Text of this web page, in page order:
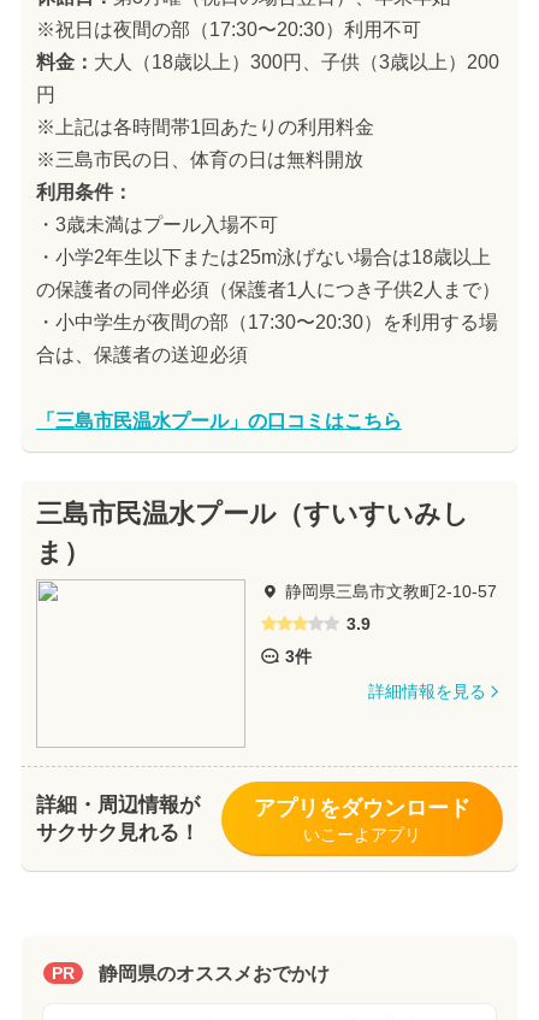
※祝日は夜間の部（17:30〜20:30）利用不可
料金： 大人（18歳以上）300円、子供（3歳以上）200
円
※上記は各時間帯1回あたりの利用料金
※三島市民の日、体育の日は無料開放
利用条件：
・3歳未満はプール入場不可
・小学2年生以下または25m泳げない場合は18歳以上
の保護者の同伴必須（保護者1人につき子供2人まで）
・小中学生が夜間の部（17:30〜20:30）を利用する場
合は、保護者の送迎必須
「三島市民温水プール」の口コミはこちら
三島市民温水プール（すいすいみし
ま）
静岡県三島市文教町2-10-57
3.9
3件
詳細情報を見る
詳細・周辺情報が
サクサク見れる！
アプリをダウンロード
いこーよアプリ
PR 静岡県のオススメおでかけ